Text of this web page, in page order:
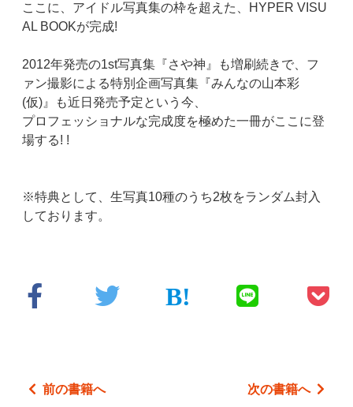
ここに、アイドル写真集の枠を超えた、HYPER VISU
AL BOOKが完成!
2012年発売の1st写真集『さや神』も増刷続きで、フ
ァン撮影による特別企画写真集『みんなの山本彩
(仮)』も近日発売予定という今、
プロフェッショナルな完成度を極めた一冊がここに登
場する! !
※特典として、生写真10種のうち2枚をランダム封入
しております。
前の書籍へ 次の書籍へ